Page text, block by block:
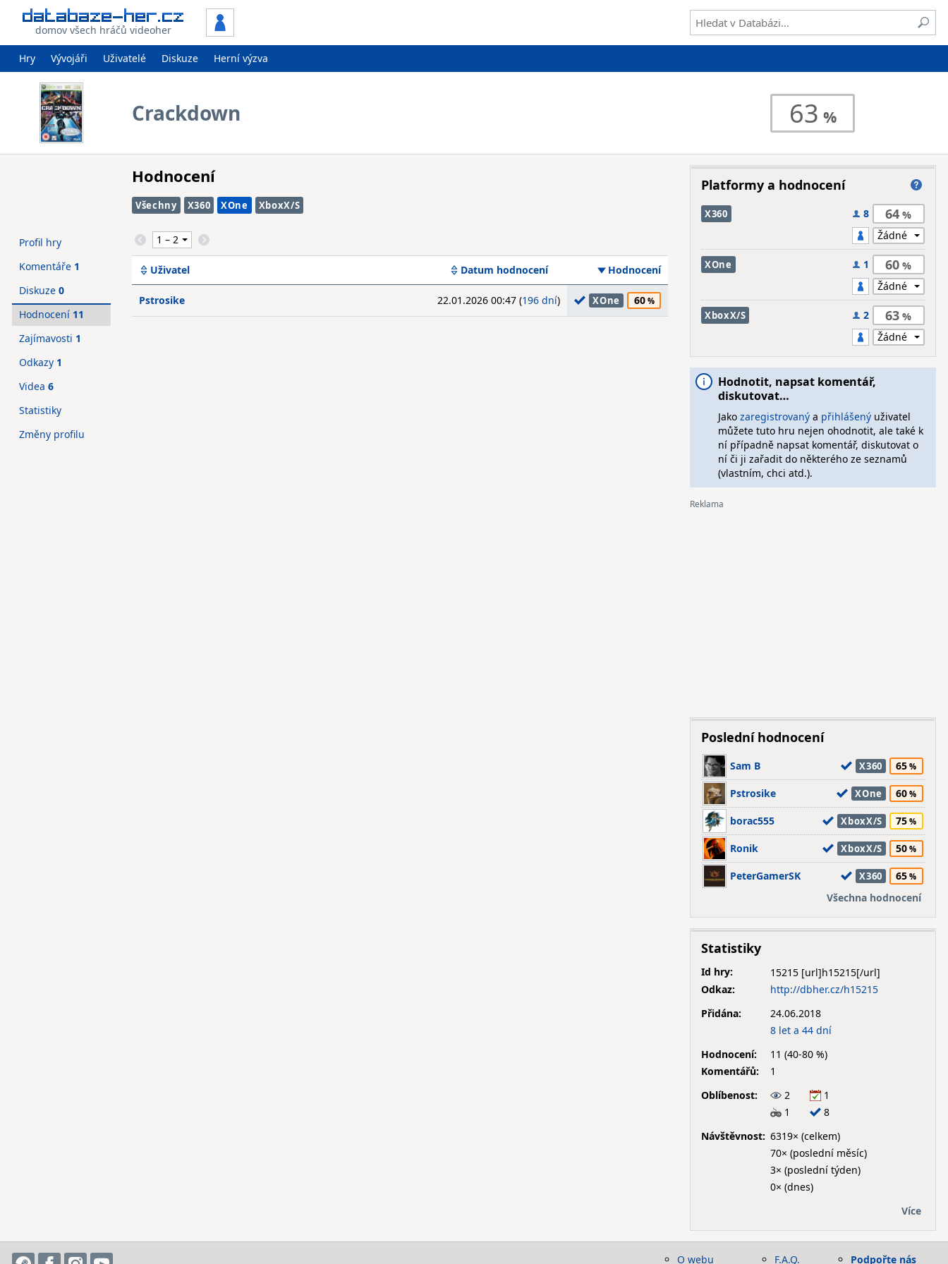
domov všech hráčů videoher
Hry Vývojáři Uživatelé Diskuze Herní výzva
Crackdown 63
Hodnocení
Všechny X360 XOne XboxX/S
Uživatel Datum hodnocení Hodnocení
Pstrosike 22.01.2026 00:47 (196 dní) XOne 60
Profil hry
Komentáře 1
Diskuze 0
Hodnocení 11
Zajímavosti 1
Odkazy 1
Videa 6
Statistiky
Změny profilu
Platformy a hodnocení
X360 8 64
XOne 1 60
XboxX/S 2 63
Hodnotit, napsat komentář,
diskutovat…
Jako zaregistrovanýa přihlášenýuživatel
můžete tuto hru nejen ohodnotit, ale také k
ní případně napsat komentář, diskutovat o
ní či ji zařadit do některého ze seznamů
(vlastním, chci atd.).
Poslední hodnocení
Sam B X360 65
Pstrosike XOne 60
borac555 XboxX/S 75
Ronik XboxX/S 50
PeterGamerSK X360
65
Všechna hodnocení
Statistiky
Id hry:
15215
Odkaz:
http://dbher.cz/h15215
Přidána:
24.06.2018
8 let a 44 dní
Hodnocení:
11 (40-80 %)
Komentářů:
1
Oblíbenost:
2
1
1
8
Návštěvnost: 6319× (celkem)
70× (poslední měsíc)
3× (poslední týden)
0× (dnes)
Více
O webu F.A.Q. Podpořte nás